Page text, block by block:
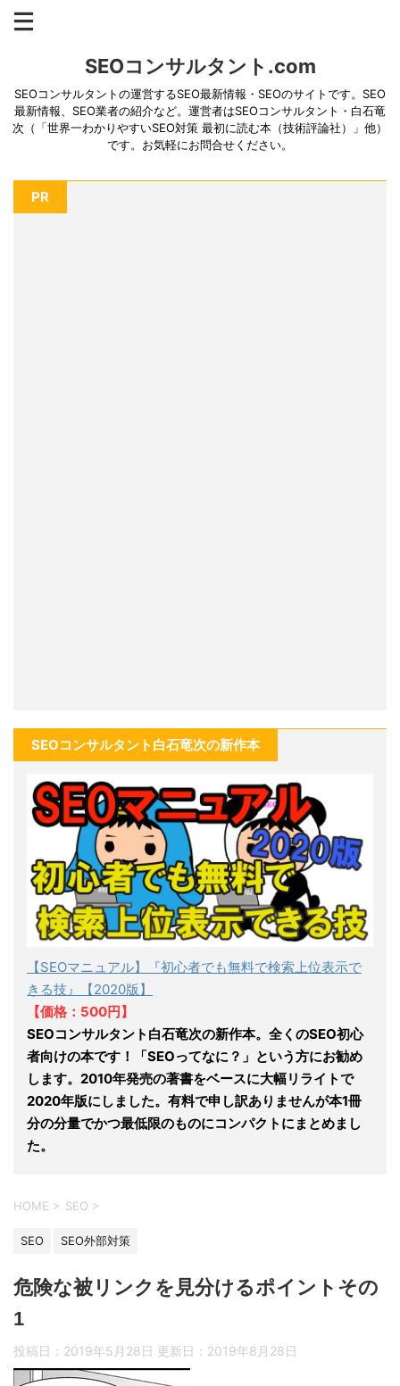
SEOコンサルタント.com
SEOコンサルタントの運営するSEO最新情報・SEOのサイトです。SEO
最新情報、SEO業者の紹介など。運営者はSEOコンサルタント・白石竜
次（「世界一わかりやすいSEO対策 最初に読む本（技術評論社）」他）
です。お気軽にお問合せください。
PR
SEOコンサルタント白石竜次の新作本
【SEOマニュアル】『初心者でも無料で検索上位表示で
きる技』【2020版】
【価格：500円】
SEOコンサルタント白石竜次の新作本。全くのSEO初心
者向けの本です！「SEOってなに？」という方にお勧め
します。2010年発売の著書をベースに大幅リライトで
2020年版にしました。有料で申し訳ありませんが本1冊
分の分量でかつ最低限のものにコンパクトにまとめまし
た。
HOME > SEO >
SEO SEO外部対策
危険な被リンクを見分けるポイントその
1
投稿日：2019年5月28日 更新日： 2019年8月28日